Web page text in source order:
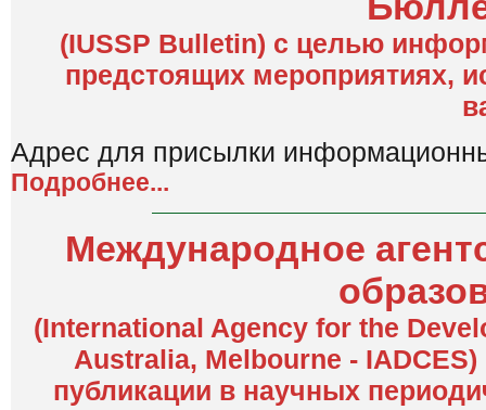
(IUSSP Bulletin) с целью
предстоящих мероприятиях,
Адрес для присылки
Подробнее...
Международное
(International Agency for the
Australia, Melbourne -
публикации в научных